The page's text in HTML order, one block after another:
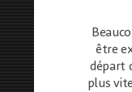
être
départ
plus